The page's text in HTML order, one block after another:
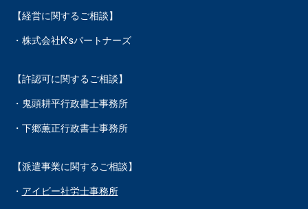
【経営に関するご相談】
・株式会社K'sパートナーズ
【許認可に関するご相談】
・鬼頭耕平行政書士事務所
・下郷薫正行政書士事務所
【派遣事業に関するご相談】
・ アイビー社労士事務所